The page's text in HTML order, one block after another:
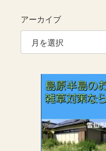
アーカイブ